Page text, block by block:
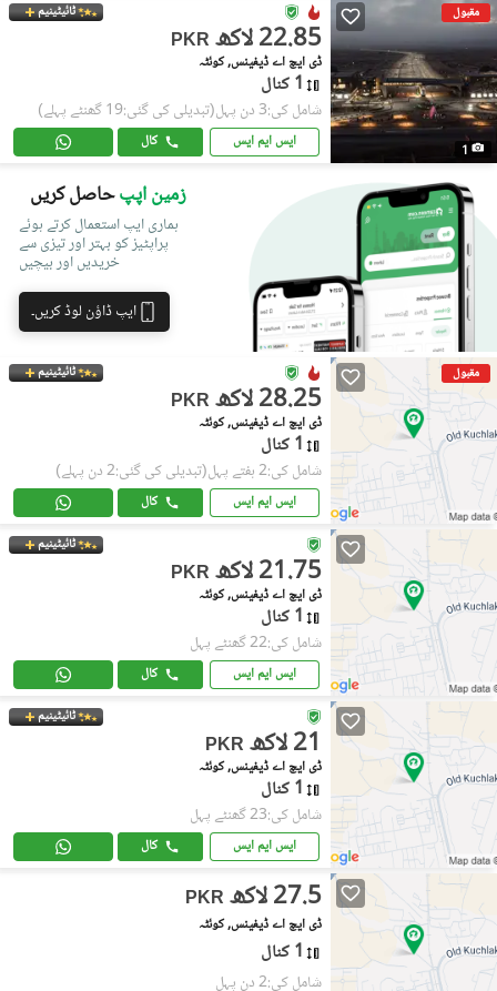
مقبول
1
ٹائیٹینیم
PKR 22.85 لاکھ
ڈی ایچ اے ڈیفینس, کوئٹہ
1 کنال
شامل کی:3 دن پہل (تبدیلی کی گئی:19 گھنٹے پہلے)
ایس ایم ایس کال
زمین اپپحاصل کریں
ہماری ایپ استعمال کرتے ہوئے
پراپٹیز کو بہتر اور تیزی سے
خریدیں اور بیچیں
ایپ ڈاؤن لوڈ کریں۔
مقبول ٹائیٹینیم
PKR 28.25 لاکھ
ڈی ایچ اے ڈیفینس, کوئٹہ
1 کنال
شامل کی:2 ہفتے پہل (تبدیلی کی گئی:2 دن پہلے)
ایس ایم ایس کال
ٹائیٹینیم
PKR 21.75 لاکھ
ڈی ایچ اے ڈیفینس, کوئٹہ
1 کنال
شامل کی:22 گھنٹے پہل
ایس ایم ایس کال
ٹائیٹینیم
PKR 21 لاکھ
ڈی ایچ اے ڈیفینس, کوئٹہ
1 کنال
شامل کی:23 گھنٹے پہل
ایس ایم ایس کال
PKR 27.5 لاکھ
ڈی ایچ اے ڈیفینس, کوئٹہ
1 کنال
شامل کی:2 دن پہل